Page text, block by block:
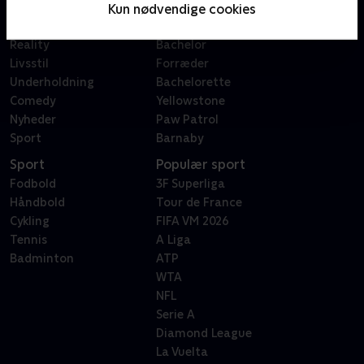
Kun nødvendige cookies
Reality
Livsstil
Underholdning
Comedy
Nyheder
Sport
Sygeplejeskolen
Bachelor
Forræder
Bachelorette
Yellowstone
Paw Patrol
Barnaby
Sport
Fodbold
Håndbold
Cykling
Tennis
Badminton
Populær sport
3F Superliga
Tour de France
FIFA VM 2026
A Liga
ATP
WTA
NFL
Serie A
Diamond League
La Vuelta